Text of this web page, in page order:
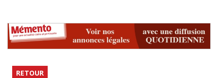
RETOUR